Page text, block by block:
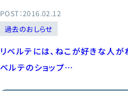
POST：2016.02.12
過去のおしらせ
リベルテには、ねこが好きな人が
ベルテのショップ…